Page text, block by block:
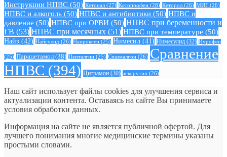
Инструкции НПВС (50) Кетонал (27) Кетопрофен (28) Кеторол (26) МИГ (26)
НПВС и алкоголь (50) НПВС и антибиотики (50) НПВС и
давление (50) НПВС при ОРВИ (50) НПВС при беременности и
ГВ (53) НПВС при месячных (51) НПВС при температуре (50)
Найз (42) Найсулид (26) Напроксен (25) Нимесил (41) Нимесулид (32) Нурофен
(25) Парацетамол (38) Пенталгин (25) Спазмалгон (26) Сравнение
НПВС (394) Цитрамон (30) аскорутин (26)
Наш сайт использует файлы cookies для улучшения сервиса и
актуализации контента. Оставаясь на сайте Вы принимаете
условия обработки данных.
Информация на сайте не является публичной офертой. Для
лучшего понимания многие медицинские термины указаны
простыми словами.